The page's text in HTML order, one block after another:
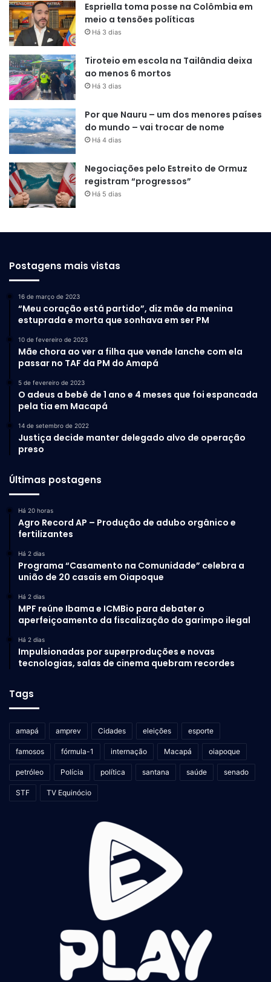
Espriella toma posse na Colômbia em
meio a tensões políticas
Há 3 dias
Tiroteio em escola na Tailândia deixa
ao menos 6 mortos
Há 3 dias
Por que Nauru – um dos menores países
do mundo – vai trocar de nome
Há 4 dias
Negociações pelo Estreito de Ormuz
registram “progressos”
Há 5 dias
Postagens mais vistas
16 de março de 2023
“Meu coração está partido”, diz mãe da menina
estuprada e morta que sonhava em ser PM
10 de fevereiro de 2023
Mãe chora ao ver a filha que vende lanche com ela
passar no TAF da PM do Amapá
5 de fevereiro de 2023
O adeus a bebê de 1 ano e 4 meses que foi espancada
pela tia em Macapá
14 de setembro de 2022
Justiça decide manter delegado alvo de operação
preso
Últimas postagens
Há 20 horas
Agro Record AP – Produção de adubo orgânico e
fertilizantes
Há 2 dias
Programa “Casamento na Comunidade” celebra a
união de 20 casais em Oiapoque
Há 2 dias
MPF reúne Ibama e ICMBio para debater o
aperfeiçoamento da fiscalização do garimpo ilegal
Há 2 dias
Impulsionadas por superproduções e novas
tecnologias, salas de cinema quebram recordes
Tags
amapá amprev Cidades eleições esporte
famosos fórmula-1 internação Macapá oiapoque
petróleo Polícia política santana saúde senado
STF TV Equinócio